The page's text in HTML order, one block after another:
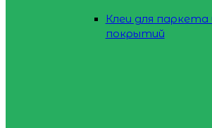
Клеи для паркета
покрытий